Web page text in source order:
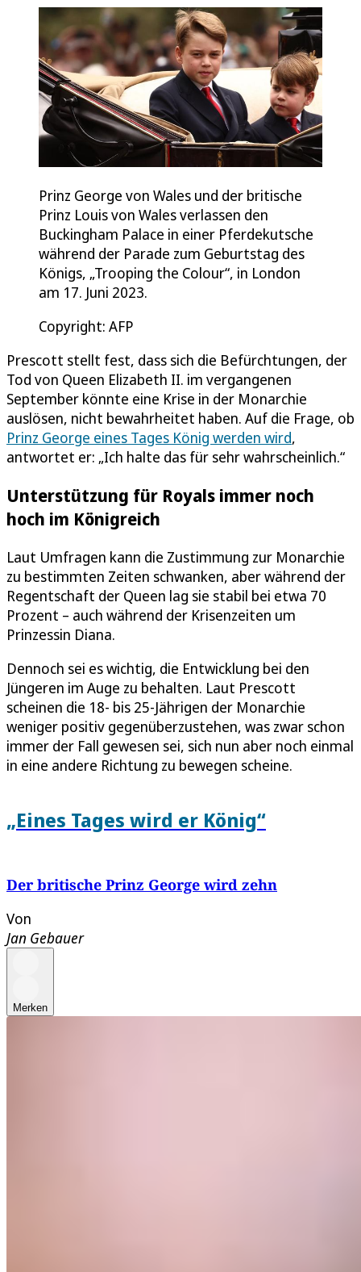
Prinz George von Wales und der britische
Prinz Louis von Wales verlassen den
Buckingham Palace in einer Pferdekutsche
während der Parade zum Geburtstag des
Königs, „Trooping the Colour“, in London
am 17. Juni 2023.
Copyright: AFP
Prescott stellt fest, dass sich die Befürchtungen, der
Tod von Queen Elizabeth II. im vergangenen
September könnte eine Krise in der Monarchie
auslösen, nicht bewahrheitet haben. Auf die Frage, ob
Prinz George eines Tages König werden wird,
antwortet er: „Ich halte das für sehr wahrscheinlich.“
Unterstützung für Royals immer noch
hoch im Königreich
Laut Umfragen kann die Zustimmung zur Monarchie
zu bestimmten Zeiten schwanken, aber während der
Regentschaft der Queen lag sie stabil bei etwa 70
Prozent – auch während der Krisenzeiten um
Prinzessin Diana.
Dennoch sei es wichtig, die Entwicklung bei den
Jüngeren im Auge zu behalten. Laut Prescott
scheinen die 18- bis 25-Jährigen der Monarchie
weniger positiv gegenüberzustehen, was zwar schon
immer der Fall gewesen sei, sich nun aber noch einmal
in eine andere Richtung zu bewegen scheine.
„Eines Tages wird er König“
Der britische Prinz George wird zehn
Von
Jan Gebauer
Merken